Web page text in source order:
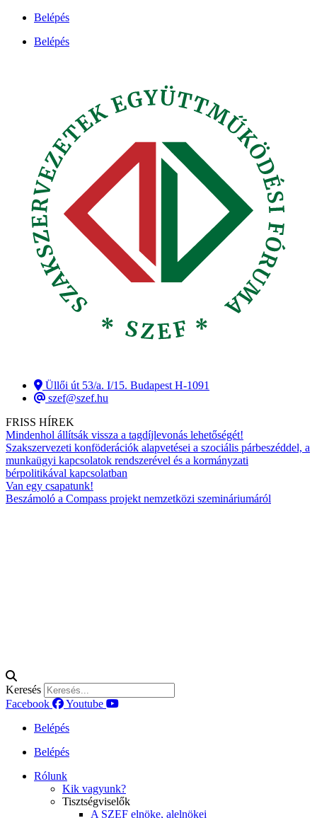
Ugrás
tartalomhoz
Belépés
Belépés
Üllői út 53/a. I/15. Budapest H-1091
szef@szef.hu
FRISS HÍREK
Mindenhol állítsák vissza a tagdíjlevonás lehetőségét!
Szakszervezeti konföderációk alapvetései a szociális párbeszéddel, a
munkaügyi kapcsolatok rendszerével és a kormányzati
bérpolitikával kapcsolatban
Van egy csapatunk!
Beszámoló a Compass projekt nemzetközi szemináriumáról
Keresés
Facebook
Youtube
Belépés
Belépés
Rólunk
Kik vagyunk?
Tisztségviselők
A SZEF elnöke, alelnökei